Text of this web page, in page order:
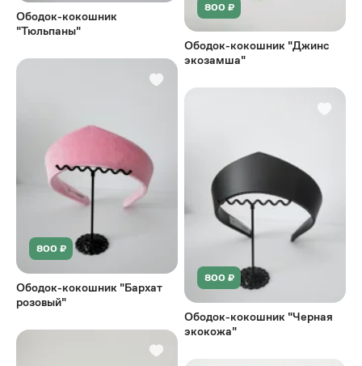
Ободок-кокошник
"Тюльпаны"
800 ₽
Ободок-кокошник "Бархат
розовый"
800 ₽
Ободок-кокошник "Джинс
экозамша"
800 ₽
Ободок-кокошник "Черная
экокожа"